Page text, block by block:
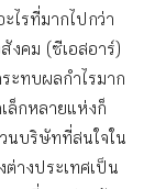
ไรที่มากไปกว่า
งคม (ซีเอสอาร์)
ะทบผลกำไรมาก
ล็กหลายแห่งก็
นบริษัทที่สนใจใน
างประเทศเป็น